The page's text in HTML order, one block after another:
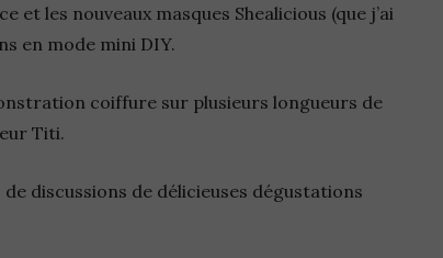
les nouveaux masques Shealicious (que j’ai
en mode mini DIY.
coiffure sur plusieurs longueurs de
Titi.
discussions de délicieuses dégustations